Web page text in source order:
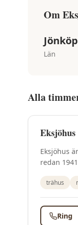
Om
Län
Alla
Eksjöhus
redan
trähus
Ring